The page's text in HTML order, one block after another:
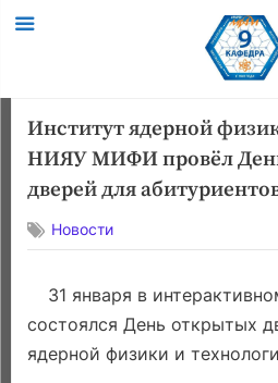
content
Институт ядерной
НИЯУ МИФИ провёл
дверей для
Новости
31 января в
состоялся День открытых
ядерной физики и